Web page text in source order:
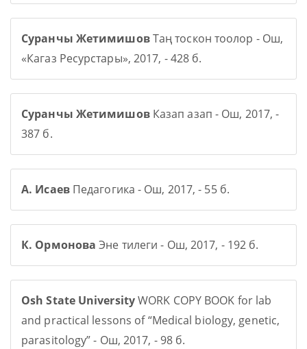
Суранчы ЖетимишовТаң тоскон тоолор - Ош,
«Кагаз Ресурстары», 2017, - 428 б.
Суранчы ЖетимишовКазап азап - Ош, 2017, -
387 б.
А. ИсаевПедагогика - Ош, 2017, - 55 б.
К. Ормонова Эне тилеги - Ош, 2017, - 192 б.
Osh State UniversityWORK COPY BOOK for lab
and practical lessons of “Medical biology, genetic,
parasitology” - Ош, 2017, - 98 б.